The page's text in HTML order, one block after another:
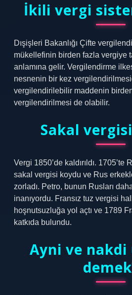
İkili vergi
Dışişleri Bakanlığı Çifte
mükellefinin birden fazla vergiye
anlamına gelir. Vergilendirme
nesnenin bir kez
vergilendirilebilir maddenin
vergilendirilmesi de olabilir.
Sakal
Vergi 1850’de kaldırıldı. 1705’te
sakal vergisi koydu ve Rus
zorladı. Petro, bunun Rusları
inanıyordu. Fransız tuz vergisi
hoşnutsuzluğa yol açtı ve 1789
katkıda bulundu.
Ayni ve